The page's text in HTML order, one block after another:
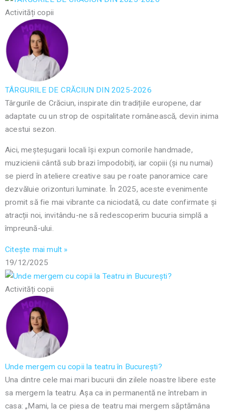
Activități copii
TÂRGURILE DE CRĂCIUN DIN 2025-2026
Târgurile de Crăciun, inspirate din tradițiile europene, dar
adaptate cu un strop de ospitalitate românească, devin inima
acestui sezon.
Aici, meșteșugarii locali își expun comorile handmade,
muzicienii cântă sub brazi împodobiți, iar copiii (și nu numai)
se pierd în ateliere creative sau pe roate panoramice care
dezvăluie orizonturi luminate. În 2025, aceste evenimente
promit să fie mai vibrante ca niciodată, cu date confirmate și
atracții noi, invitându-ne să redescoperim bucuria simplă a
împreună-ului.
Citește mai mult »
19/12/2025
Activități copii
Unde mergem cu copii la teatru în București?
Una dintre cele mai mari bucurii din zilele noastre libere este
sa mergem la teatru. Așa ca in permanentă ne întrebam in
casa: „Mami, la ce piesa de teatru mai mergem săptămâna